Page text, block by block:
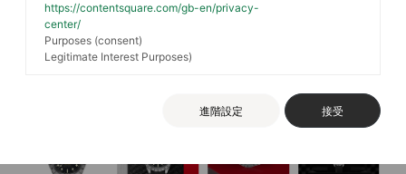
https://contentsquare.com/gb-en/privacy-
center/
Purposes (consent)
Legitimate Interest Purposes)
進階設定 接受